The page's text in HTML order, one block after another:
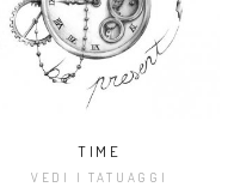
TIME
VEDI I TATUAGGI